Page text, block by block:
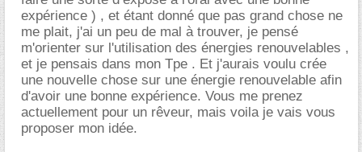
expérience ) , et étant donné que pas grand chose ne
me plait, j'ai un peu de mal à trouver, je pensé
m'orienter sur l'utilisation des énergies renouvelables ,
et je pensais dans mon Tpe . Et j'aurais voulu crée
une nouvelle chose sur une énergie renouvelable afin
d'avoir une bonne expérience. Vous me prenez
actuellement pour un rêveur, mais voila je vais vous
proposer mon idée.